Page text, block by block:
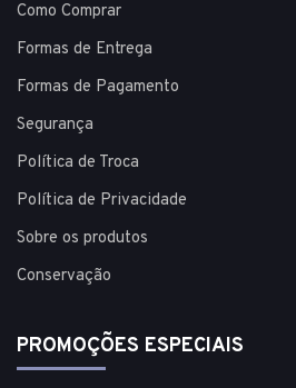
Como Comprar
Formas de Entrega
Formas de Pagamento
Segurança
Política de Troca
Política de Privacidade
Sobre os produtos
Conservação
PROMOÇÕES ESPECIAIS